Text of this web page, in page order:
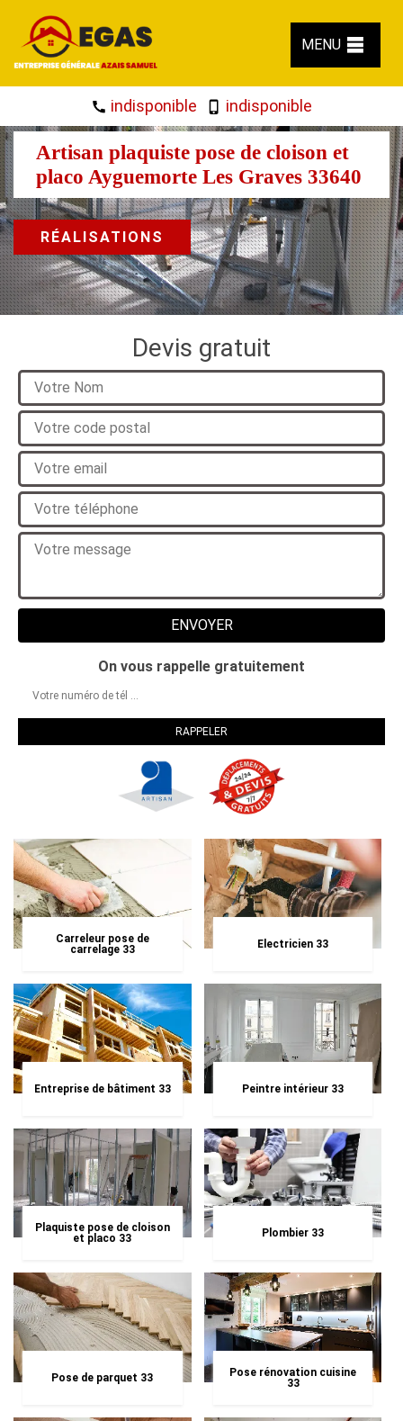
MENU
indisponible indisponible
Artisan plaquiste pose de cloison et
placo Ayguemorte Les Graves 33640
RÉALISATIONS
Devis gratuit
On vous rappelle gratuitement
Carreleur pose de
carrelage 33
Electricien 33
Entreprise de bâtiment 33 Peintre intérieur 33
Plaquiste pose de cloison
et placo 33
Plombier 33
Pose de parquet 33
Pose rénovation cuisine
33